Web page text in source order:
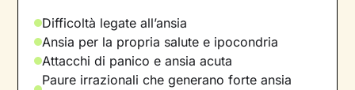
Difficoltà legate all’ansia
Ansia per la propria salute e ipocondria
Attacchi di panico e ansia acuta
Paure irrazionali che generano forte ansia